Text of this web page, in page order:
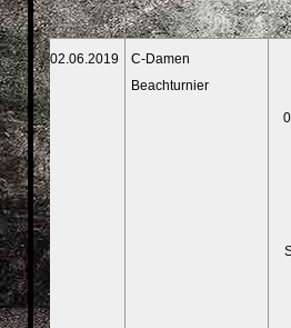
02.06.2019
C-Damen
Beachturnier